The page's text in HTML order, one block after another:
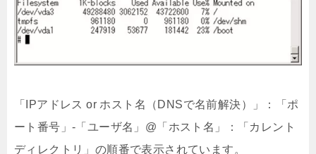
「IPアドレス or ホスト名（DNSで名前解決）」：「ポ
ート番号」-「ユーザ名」@「ホスト名」：「カレント
ディレクトリ」の順番で表示されています。